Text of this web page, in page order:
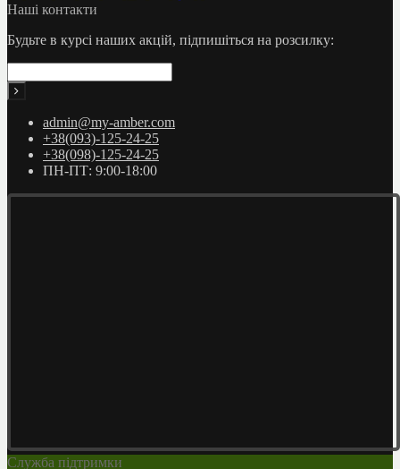
Наші контакти
Будьте в курсі наших акцій, підпишіться на розсилку:
admin@my-amber.com
+38(093)-125-24-25
+38(098)-125-24-25
ПН-ПТ: 9:00-18:00
Служба підтримки